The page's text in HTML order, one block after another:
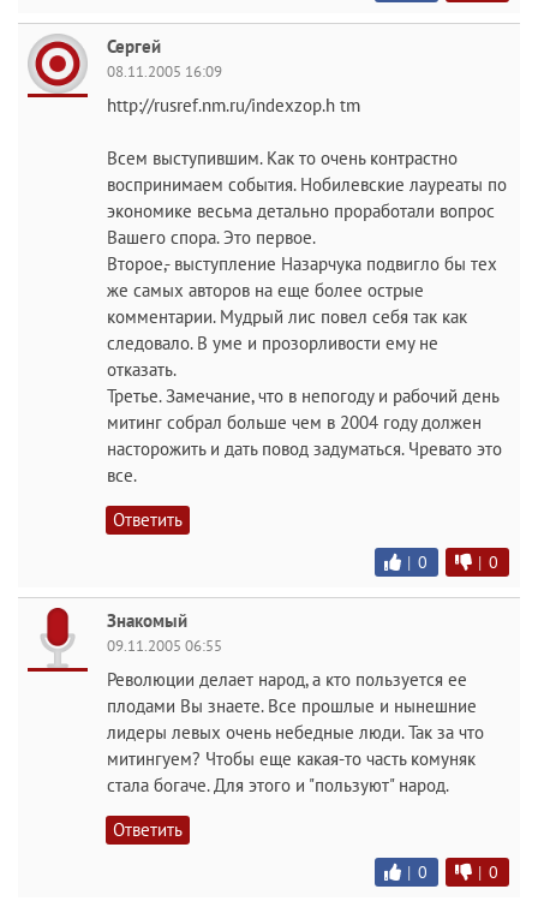
Сергей
08.11.2005 16:09
http://rusref.nm.ru/indexzop.h tm
Всем выступившим. Как то очень контрастно
воспринимаем события. Нобилевские лауреаты по
экономике весьма детально проработали вопрос
Вашего спора. Это первое.
Второе,- выступление Назарчука подвигло бы тех
же самых авторов на еще более острые
комментарии. Мудрый лис повел себя так как
следовало. В уме и прозорливости ему не
отказать.
Третье. Замечание, что в непогоду и рабочий день
митинг собрал больше чем в 2004 году должен
насторожить и дать повод задуматься. Чревато это
все.
Ответить
| 0 | 0
Знакомый
09.11.2005 06:55
Революции делает народ, а кто пользуется ее
плодами Вы знаете. Все прошлые и нынешние
лидеры левых очень небедные люди. Так за что
митингуем? Чтобы еще какая-то часть комуняк
стала богаче. Для этого и "пользуют" народ.
Ответить
| 0 | 0